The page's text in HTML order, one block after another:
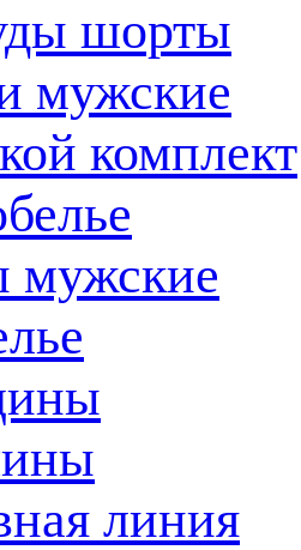
шорты
мужские
комплект
мужские
линия